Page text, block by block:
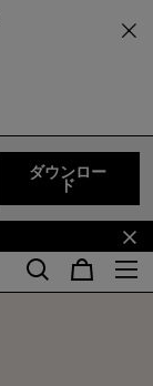
ダウンロー
ド